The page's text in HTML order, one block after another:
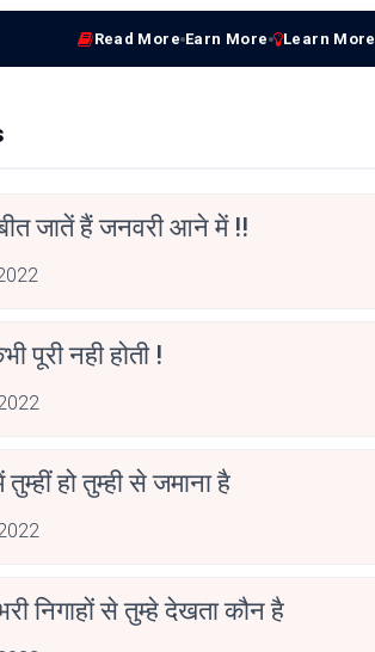
Read More Earn More Learn More
जातें हैं जनवरी आने में !!
पूरी नही होती !
तुम्हीं हो तुम्ही से जमाना है
निगाहों से तुम्हे देखता कौन है